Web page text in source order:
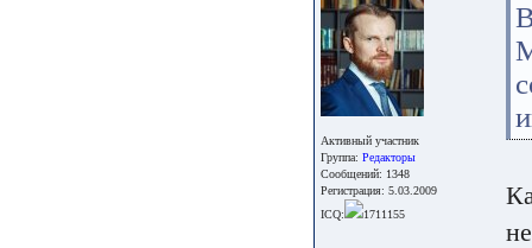
Активный участник
Группа: Редакторы
Сообщений: 1348
Регистрация: 5.03.2009
ICQ:
1711155